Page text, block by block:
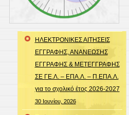
ΗΛΕΚΤΡΟΝΙΚΕΣ ΑΙΤΗΣΕΙΣ
ΕΓΓΡΑΦΗΣ, ΑΝΑΝΕΩΣΗΣ
ΕΓΓΡΑΦΗΣ & ΜΕΤΕΓΓΡΑΦΗΣ
ΣΕ ΓΕ.Λ. – ΕΠΑ.Λ. – Π.ΕΠΑ.Λ.
για το σχολικό έτος 2026-2027
30 Ιουνίου, 2026